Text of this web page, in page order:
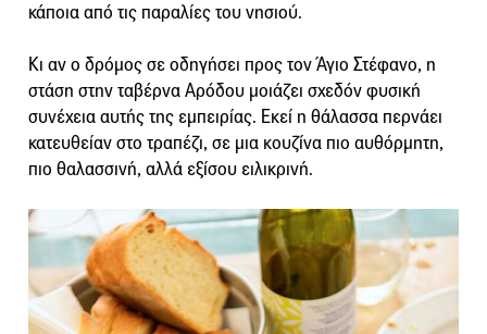
κάποια από τις παραλίες του νησιού.
Κι αν ο δρόμος σε οδηγήσει προς τον Άγιο Στέφανο, η
στάση στην ταβέρνα Αρόδου μοιάζει σχεδόν φυσική
συνέχεια αυτής της εμπειρίας. Εκεί η θάλασσα περνάει
κατευθείαν στο τραπέζι, σε μια κουζίνα πιο αυθόρμητη,
πιο θαλασσινή, αλλά εξίσου ειλικρινή.